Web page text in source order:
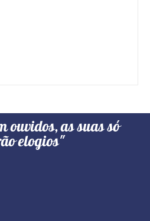
ouvidos, as suas só
elogios"